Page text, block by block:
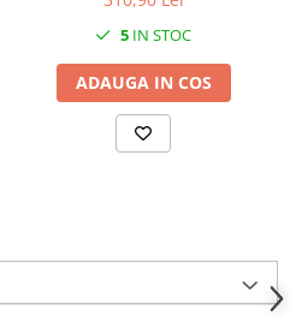
16mm² 1000V AC / DC
5 IN STOC
ADAUGA IN COS